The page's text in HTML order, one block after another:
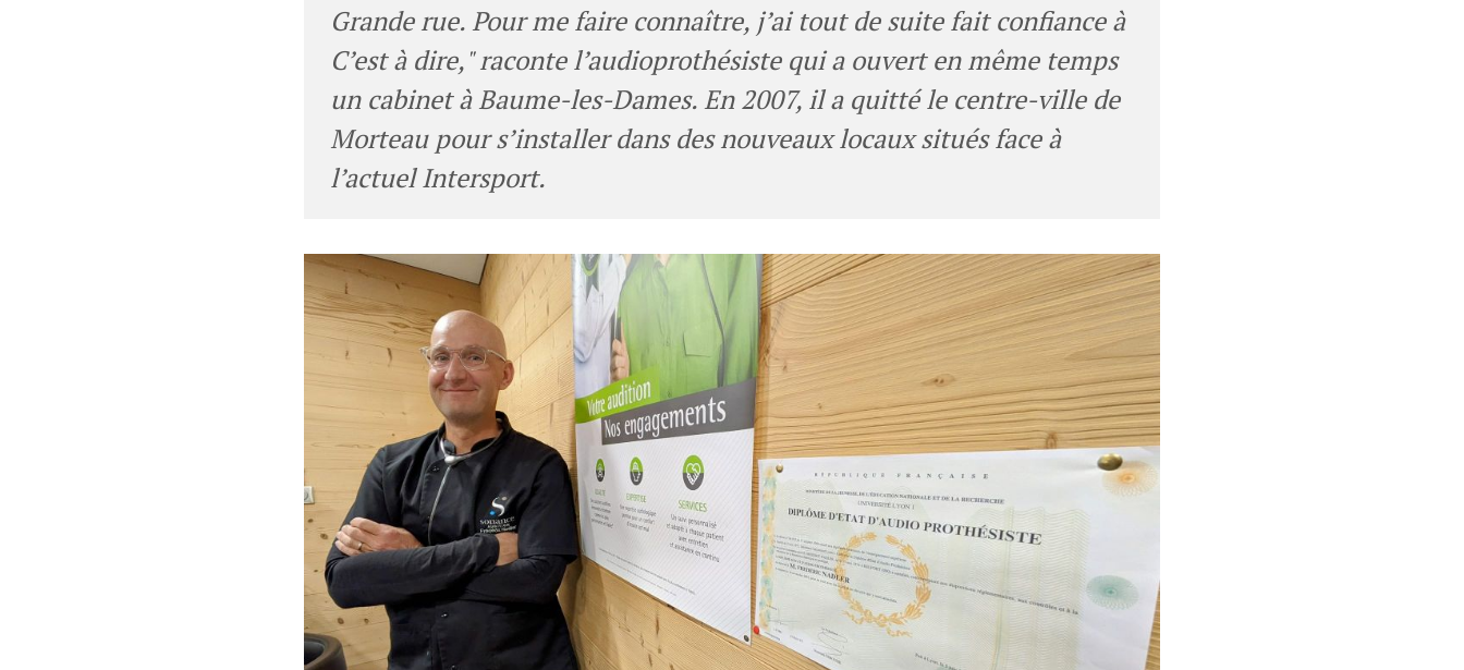
Grande rue. Pour me faire connaître, j’ai tout de suite fait confiance à
C’est à dire," raconte l’audioprothésiste qui a ouvert en même temps
un cabinet à Baume-les-Dames. En 2007, il a quitté le centre-ville de
Morteau pour s’installer dans des nouveaux locaux situés face à
l’actuel Intersport.